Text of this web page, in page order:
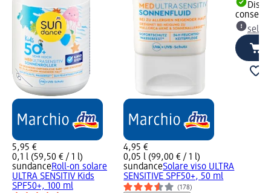
5,95 €
0,1 l (59,50 € / 1 l)
sundanceRoll-on solare
ULTRA SENSITIV Kids
SPF50+, 100 ml
4,95 €
0,05 l (99,00 € / 1 l)
sundanceSolare viso ULTRA
SENSITIVE SPF50+, 50 ml
(178)